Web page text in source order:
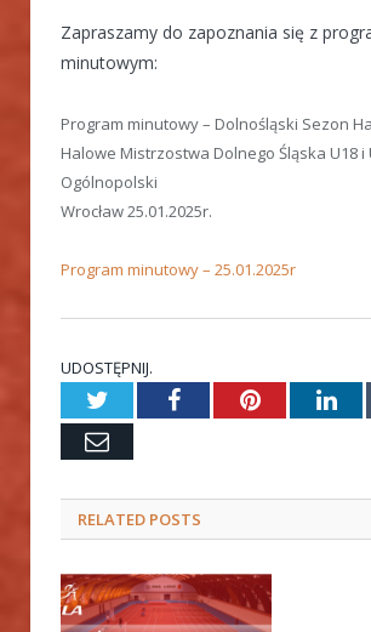
Zapraszamy do zapoznania się z
minutowym:
Program minutowy – Dolnośląski Sezon
Halowe Mistrzostwa Dolnego Śląska U18 i
Ogólnopolski
Wrocław 25.01.2025r.
Program minutowy – 25.01.2025r
UDOSTĘPNIJ.
TwitterFacebookPinterest
Email
RELATED POSTS